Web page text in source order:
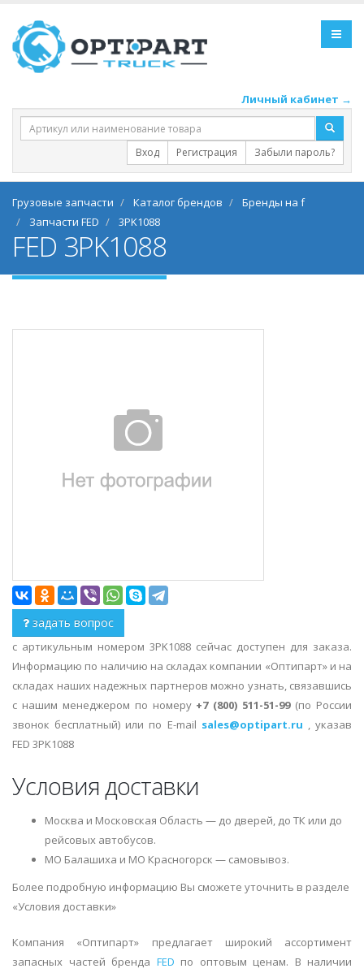
Личный кабинет →
Вход Регистрация Забыли пароль?
Грузовые запчасти Каталог брендов
Бренды на f
Запчасти FED
3PK1088
FED 3PK1088
задать вопрос
с артикульным номером 3PK1088 сейчас доступен для заказа.
Информацию по наличию на складах компании «Оптипарт» и на
складах наших надежных партнеров можно узнать, связавшись
с нашим менеджером по номеру +7 (800) 511-51-99(по России
звонок бесплатный) или по E-mail sales@optipart.ru , указав
FED 3PK1088
Условия доставки
Москва и Московская Область — до дверей, до ТК или до
рейсовых автобусов.
МО Балашиха и МО Красногорск — самовывоз.
Более подробную информацию Вы сможете уточнить в разделе
«Условия доставки»
Компания «Оптипарт» предлагает широкий ассортимент
запасных частей бренда FED по оптовым ценам. В наличии